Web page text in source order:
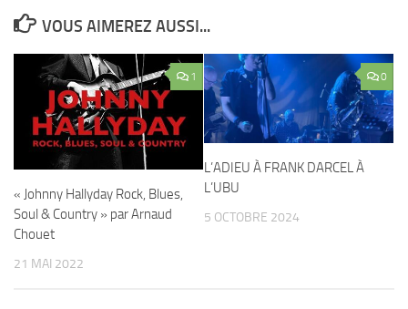
VOUS AIMEREZ AUSSI...
1
« Johnny Hallyday Rock, Blues,
Soul & Country » par Arnaud
Chouet
21 MAI 2022
0
L’ADIEU À FRANK DARCEL À
L’UBU
5 OCTOBRE 2024